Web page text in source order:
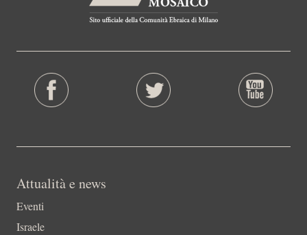
Attualità e news
Eventi
Israele